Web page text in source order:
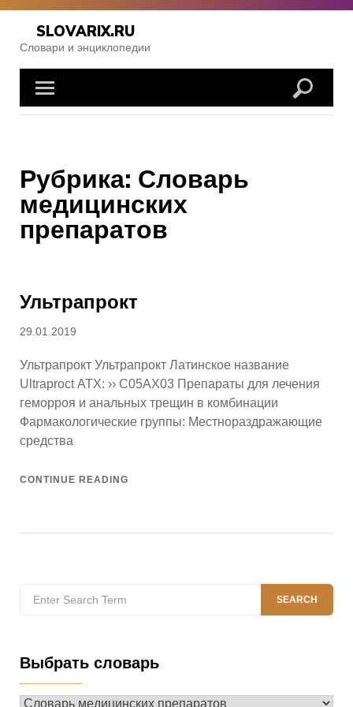
Skip
content
SLOVARIX.RU
Словари и энциклопедии
Рубрика: Словарь
медицинских
препаратов
Ультрапрокт
Posted
29.01.2019
Ультрапрокт Ультрапрокт Латинское название
Ultraproct АТХ: ›› C05AX03 Препараты для лечения
геморроя и анальных трещин в комбинации
Фармакологические группы: Местнораздражающие
средства
CONTINUE READING
for:
SEARCH
Выбрать словарь
Выбрать